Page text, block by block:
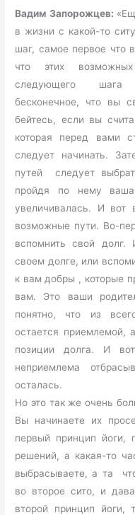
Вадим Запорожцев:
в жизни с какой-то
шаг, самое первое что
что этих
следующего шага
бесконечное, что вы
бейтесь, если вы
которая перед вами
следует начинать.
путей следует
пройдя по нему
увеличивалась. И вот
возможные пути. Во-
вспомнить свой
своем долге, или
к вам добры , которые
вам. Это ваши
понятно, что из
остается приемлемой,
позиции долга. И
неприемлема
осталась.
Но это так же очень
Вы начинаете их
первый принцип йоги,
решений, а какая-то
выбрасываете, а та
во второе сито, и
второй принцип